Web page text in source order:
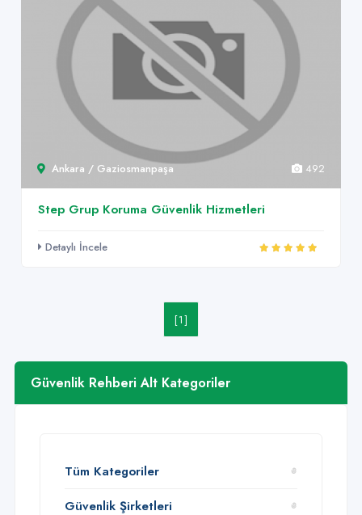
Ankara / Gaziosmanpaşa 492
Step Grup Koruma Güvenlik Hizmetleri
Detaylı İncele
[1]
Güvenlik Rehberi Alt Kategoriler
Tüm Kategoriler
Güvenlik Şirketleri